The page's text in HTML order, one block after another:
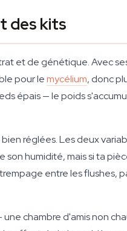
des kits
et de génétique. Avec
pour lemycélium, donc
épais — le poids
réglées. Les deux
humidité, mais si ta
entre les flushes,
chambre d'amis non